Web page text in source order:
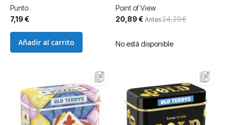
Punto
7,19 €
Añadir al carrito
Point of View
Precio
especial
20,89 € Antes24,29 €
No está disponible